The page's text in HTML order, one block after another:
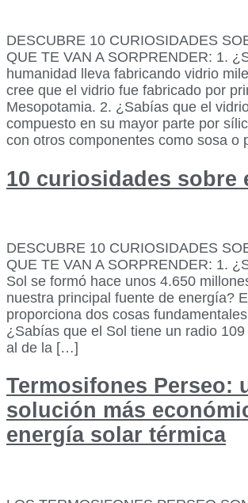
DESCUBRE 10 CURIOSIDADES
QUE TE VAN A SORPRENDER: 1.
humanidad lleva fabricando vidrio
cree que el vidrio fue fabricado por
Mesopotamia. 2. ¿Sabías que el
compuesto en su mayor parte por
con otros componentes como sosa o
10 curiosidades sobre
DESCUBRE 10 CURIOSIDADES
QUE TE VAN A SORPRENDER: 1.
Sol se formó hace unos 4.650
nuestra principal fuente de energía?
proporciona dos cosas
¿Sabías que el Sol tiene un radio
al de la […]
Termosifones Perseo:
solución más
energía solar térmica